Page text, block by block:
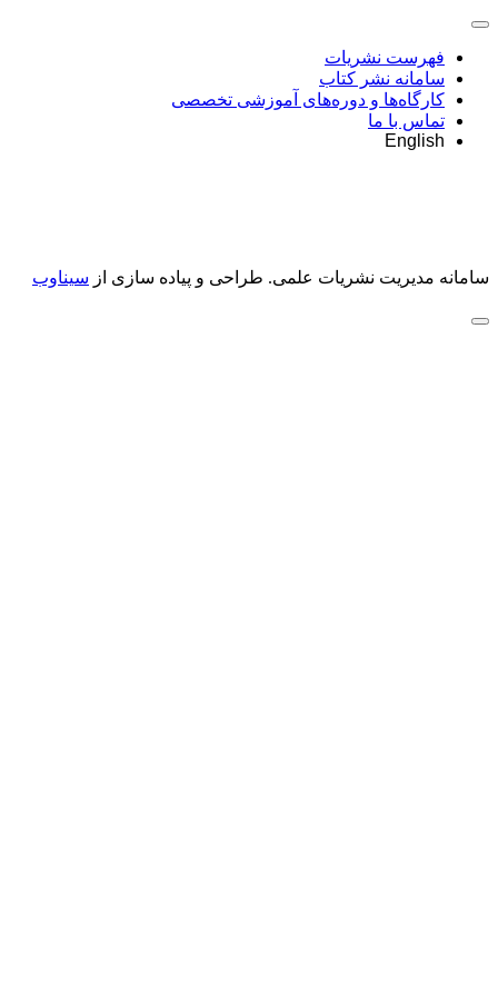
فهرست نشریات
سامانه نشر کتاب
کارگاه‌ها و دوره‌های آموزشی تخصصی
تماس با ما
English
سامانه مدیریت نشریات علمی. طراحی و پیاده سازی از سیناوب